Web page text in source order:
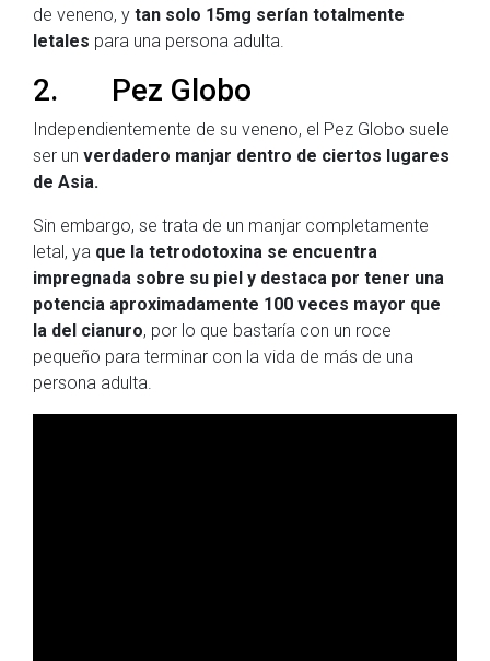
de veneno, y tan solo 15mg serían totalmente
letales para una persona adulta.
2. Pez Globo
Independientemente de su veneno, el Pez Globo suele
ser un verdadero manjar dentro de ciertos lugares
de Asia.
Sin embargo, se trata de un manjar completamente
letal, ya que la tetrodotoxina se encuentra
impregnada sobre su piel y destaca por tener una
potencia aproximadamente 100 veces mayor que
la del cianuro, por lo que bastaría con un roce
pequeño para terminar con la vida de más de una
persona adulta.